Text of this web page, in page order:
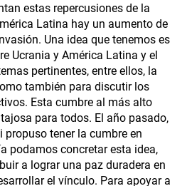
estas repercusiones de la
Latina hay un aumento de
Una idea que tenemos es
Ucrania y América Latina y el
pertinentes, entre ellos, la
también para discutir los
Esta cumbre al más alto
para todos. El año pasado,
tener la cumbre en
podamos concretar esta idea,
a lograr una paz duradera en
el vínculo. Para apoyar a